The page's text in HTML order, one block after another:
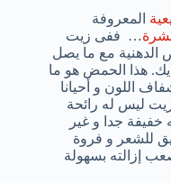
المعروفة
… ففى زيت
الدهنية مع ما يصل
هذا الحمض هو ما
اللون و أحيانا
ليس له رائحة
جدا و غير
للشعر و فروة
إزالته بسهولة